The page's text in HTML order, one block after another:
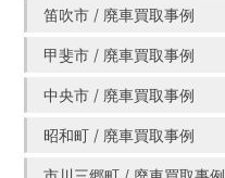
笛吹市 / 廃車買取事例
甲斐市 / 廃車買取事例
中央市 / 廃車買取事例
昭和町 / 廃車買取事例